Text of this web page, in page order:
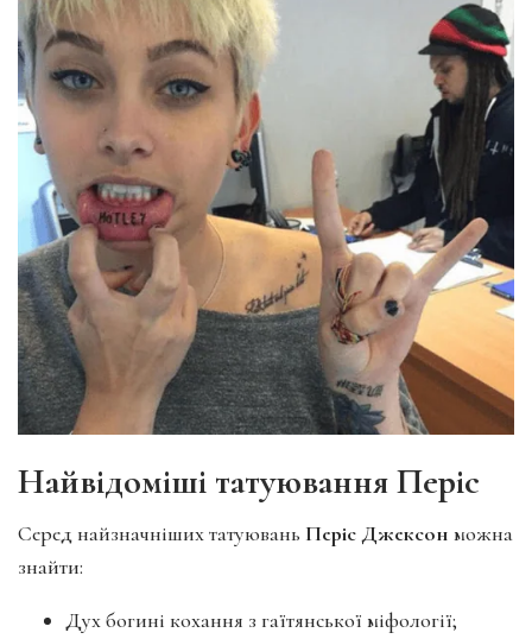
Найвідоміші татуювання Періс
Серед найзначніших татуювань Періс Джексон можна
знайти:
Дух богині кохання з гаїтянської міфології;